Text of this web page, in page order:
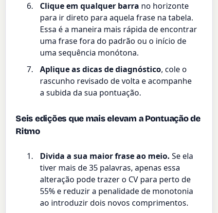
Clique em qualquer barra no horizonte
para ir direto para aquela frase na tabela.
Essa é a maneira mais rápida de encontrar
uma frase fora do padrão ou o início de
uma sequência monótona.
Aplique as dicas de diagnóstico, cole o
rascunho revisado de volta e acompanhe
a subida da sua pontuação.
Seis edições que mais elevam a Pontuação de
Ritmo
Divida a sua maior frase ao meio. Se ela
tiver mais de 35 palavras, apenas essa
alteração pode trazer o CV para perto de
55% e reduzir a penalidade de monotonia
ao introduzir dois novos comprimentos.